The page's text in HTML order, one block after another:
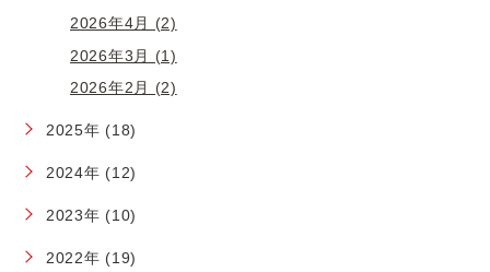
2026年4月 (2)
2026年3月 (1)
2026年2月 (2)
2025年 (18)
2024年 (12)
2023年 (10)
2022年 (19)